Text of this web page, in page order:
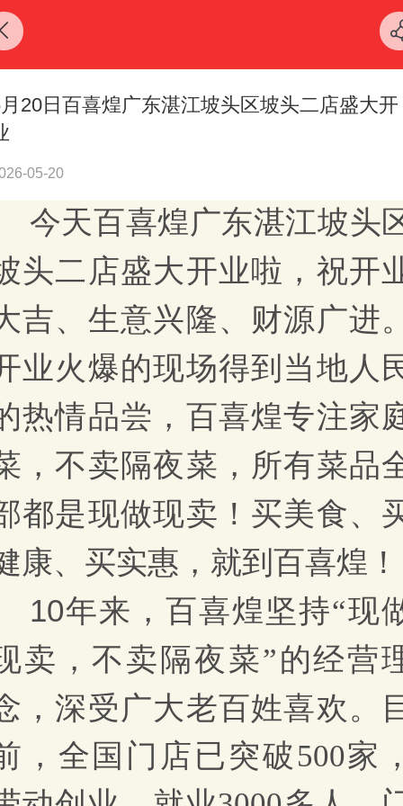
20日百喜煌广东湛江坡头区坡头二店盛大开
05-20
今天百喜煌广东湛江坡头
头二店盛大开业啦，祝开
吉、生意兴隆、财源广进。
业火爆的现场得到 当地 人
热情品尝，百喜煌专注家
，不卖隔夜菜，所有菜品
都是现做现卖！买美食、
康、买实惠，就到百喜煌！
10年来， 百喜煌坚持“现
卖 ，不卖隔夜菜”的经营
，深受广大老百姓喜欢。
，全国门店已突破500家，